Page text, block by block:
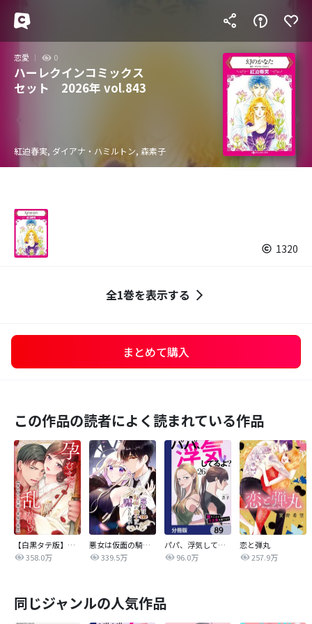
恋愛 0
ハーレクインコミックス
セット 2026年 vol.843
紅迫春実, ダイアナ・ハミルトン, 森素子
1320
全1巻を表示する
まとめて購入
この作品の読者によく読まれている作品
【白黒タテ版】孕むまで乱れいけ～身代わり花嫁と軍服の猛愛
358.0万
悪女は仮面の騎士に騙されない
339.5万
パパ、浮気してるよ？娘と二人でクズ夫を捨てます【分冊版】
96.0万
恋と弾丸
257.9万
同じジャンルの人気作品